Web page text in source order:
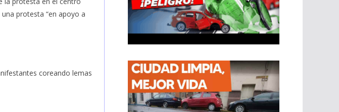
protesta “en apoyo a
coreando lemas